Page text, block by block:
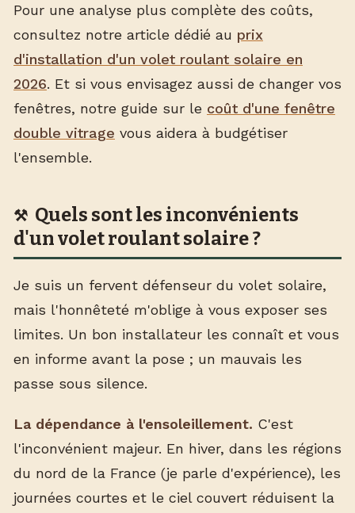
Pour une analyse plus complète des coûts,
consultez notre article dédié au prix
d'installation d'un volet roulant solaire en
2026. Et si vous envisagez aussi de changer vos
fenêtres, notre guide sur le coût d'une fenêtre
double vitrage vous aidera à budgétiser
l'ensemble.
Quels sont les inconvénients
d'un volet roulant solaire ?
Je suis un fervent défenseur du volet solaire,
mais l'honnêteté m'oblige à vous exposer ses
limites. Un bon installateur les connaît et vous
en informe avant la pose ; un mauvais les
passe sous silence.
La dépendance à l'ensoleillement. C'est
l'inconvénient majeur. En hiver, dans les régions
du nord de la France (je parle d'expérience), les
journées courtes et le ciel couvert réduisent la